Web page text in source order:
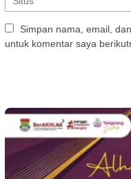
Simpan nama, email,
untuk komentar saya